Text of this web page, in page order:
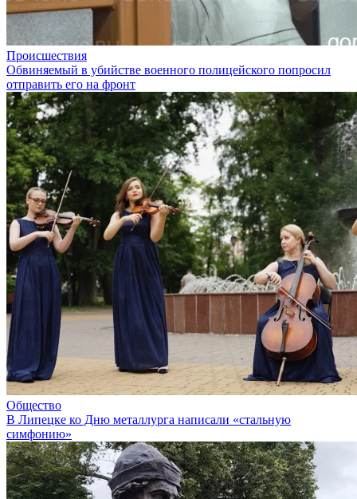
Происшествия
Обвиняемый в убийстве военного полицейского попросил
отправить его на фронт
Общество
В Липецке ко Дню металлурга написали «стальную
симфонию»